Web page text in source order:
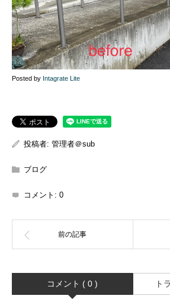
Posted by Intagrate Lite
投稿者: 管理者＠sub
ブログ
コメント: 0
コメント ( 0 ) ト